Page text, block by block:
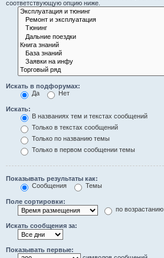
соответствующую опцию ниже.
Искать в подфорумах:
Да
Нет
Искать:
В названиях тем и текстах сообщений
Только в текстах сообщений
Только по названию темы
Только в первом сообщении темы
Показывать результаты как:
Сообщения
Темы
Поле сортировки:
по возрастанию
Искать сообщения за:
Показывать первые: